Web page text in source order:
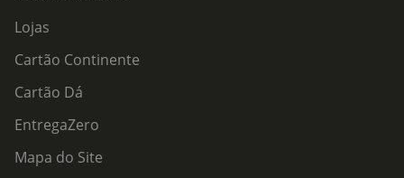
Lojas
Cartão Continente
Cartão Dá
EntregaZero
Mapa do Site